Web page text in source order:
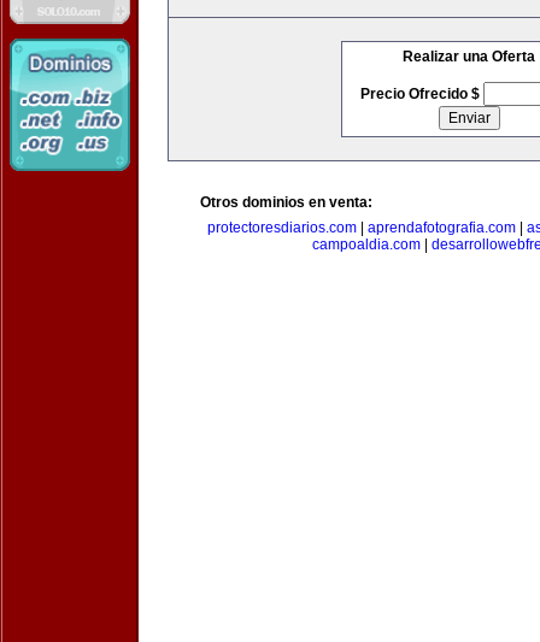
Realizar una Oferta
Precio Ofrecido $
Otros dominios en venta:
protectoresdiarios.com
aprendafotografia.com
campoaldia.com